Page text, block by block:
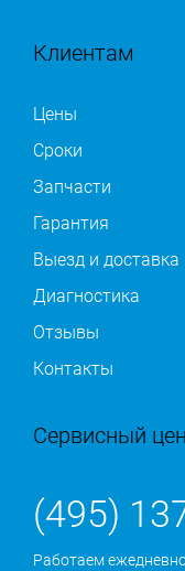
Клиентам
Цены
Сроки
Запчасти
Гарантия
Выезд и доставка
Диагностика
Отзывы
Контакты
Сервисный
(495)
Работаем